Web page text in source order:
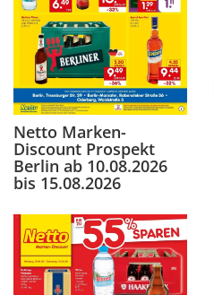
Netto Marken-
Discount Prospekt
Berlin ab 10.08.2026
bis 15.08.2026